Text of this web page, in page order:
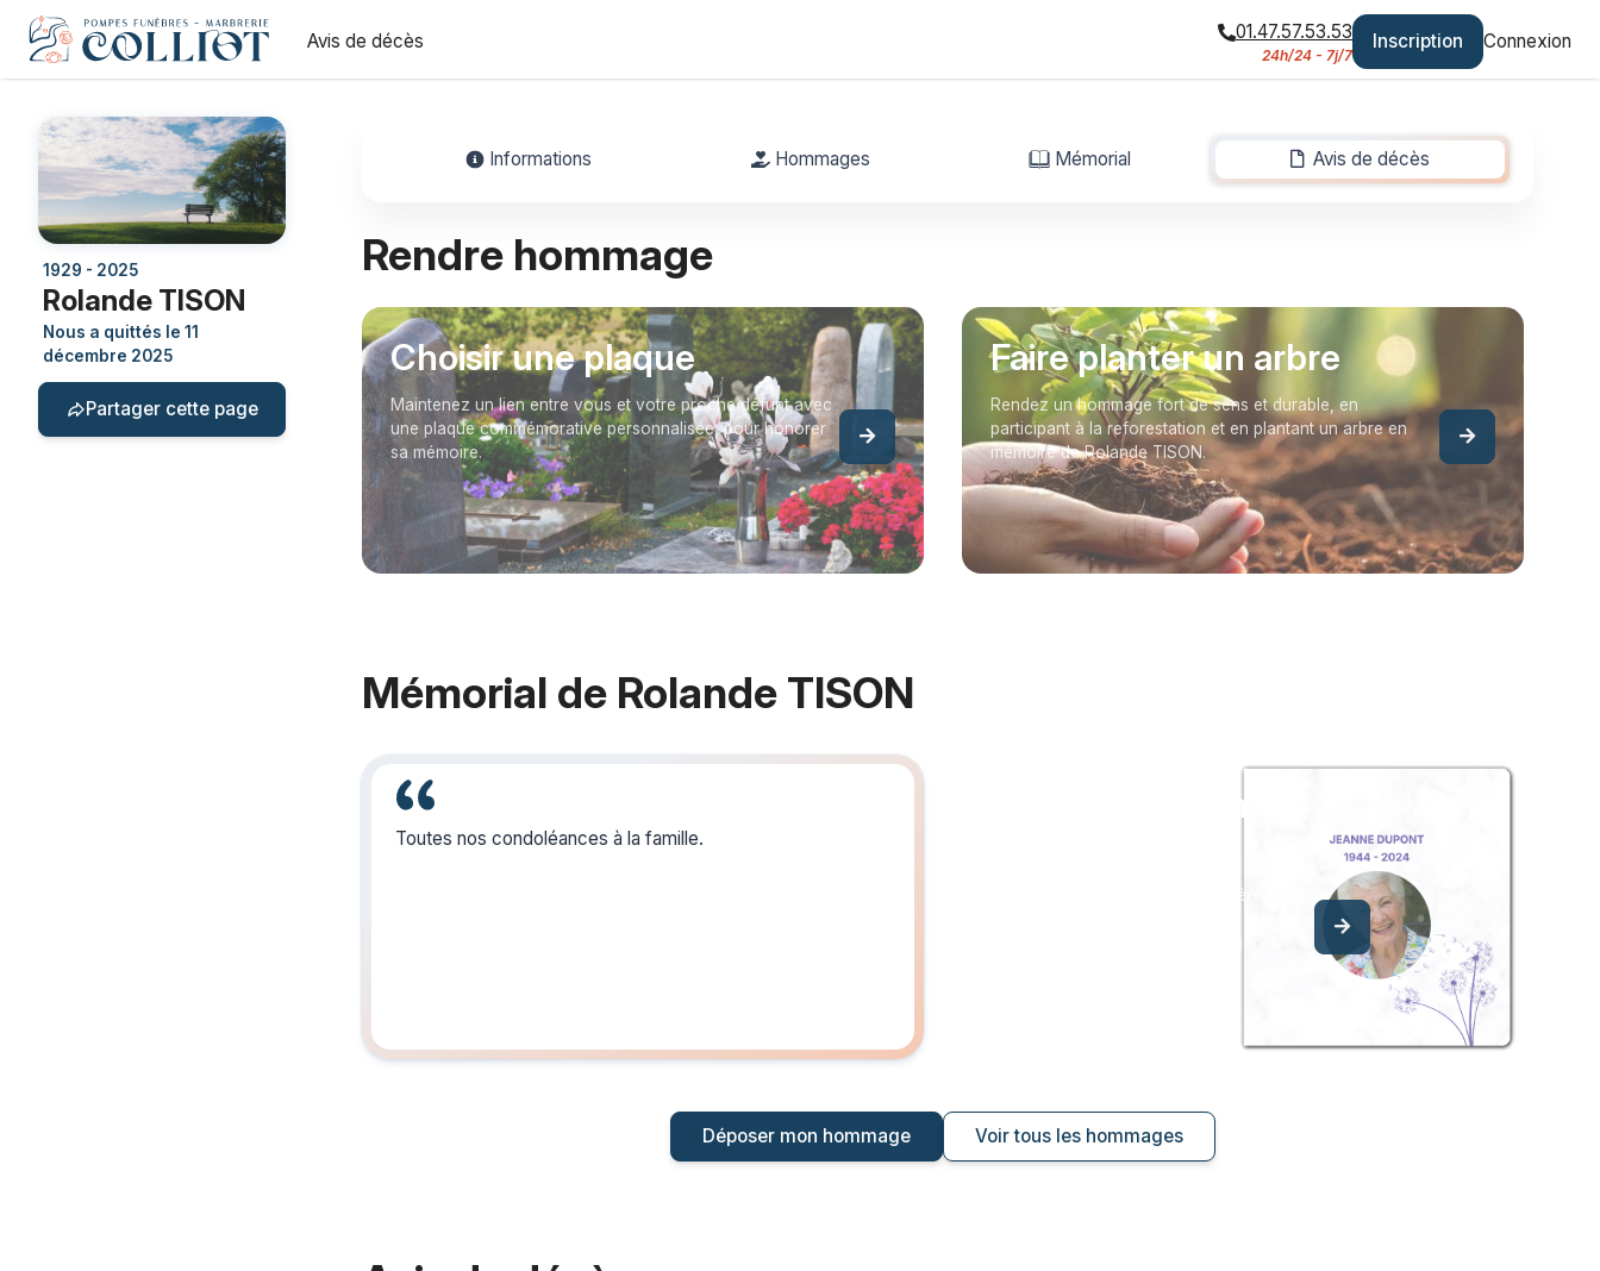
Avis de décès 01.47.57.53.53
24h/24 - 7j/7
Inscription Connexion
1929 - 2025
Rolande TISON
Nous a quittés le 11
décembre 2025
Partager cette page
Informations Hommages Mémorial Avis de décès
-
Rendre hommage
Choisir une plaque
Maintenez un lien entre vous et votre proche défunt avec
une plaque commémorative personnalisée, pour honorer
sa mémoire.
Faire planter un arbre
Rendez un hommage fort de sens et durable, en
participant à la reforestation et en plantant un arbre en
mémoire de Rolande TISON.
Mémorial de Rolande TISON
Toutes nos condoléances à la famille.
Créez un album
Créez un album collaboratif en réunissant
Déposer mon hommage Voir tous les hommages